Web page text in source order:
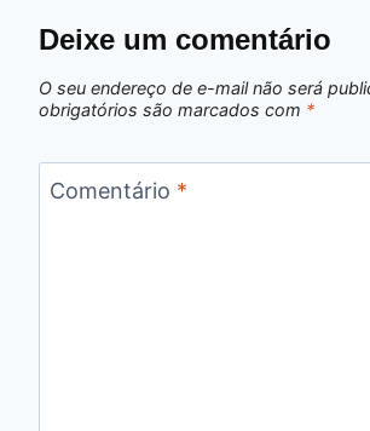
Deixe um comentário
O seu endereço de e-mail não será
obrigatórios são marcados com *
Comentário *